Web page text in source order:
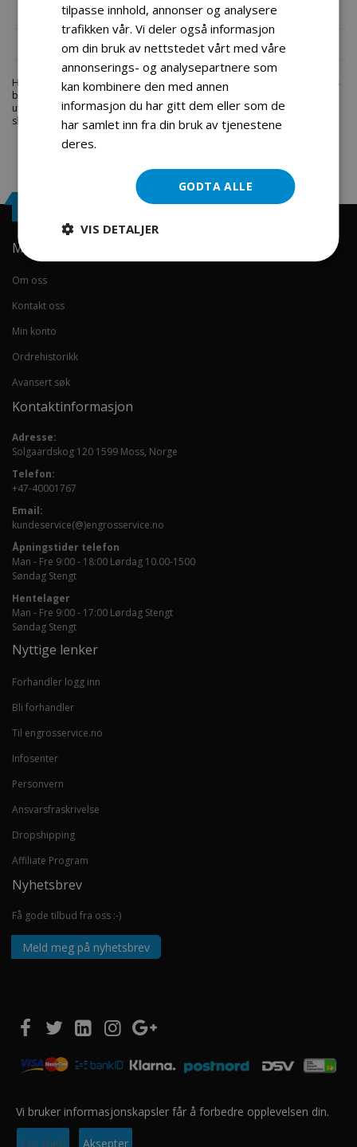
Vi bruker informasjonskapsler får å forbedre opplevelsen din.
Les mer! Aksepter
Produktomtaler
Fil vedlegg
Hos engrosservice.no får du kjøpt hjelm fritid barn rosa
til markedets
beste priser. Bestill enhjelmeri dag fra Engros Service. Vi har et stort
utvalg av produkter innen: Hjem, sport og fritids segmentet. Velkommen
skal du være.
Min konto
Om oss
Kontakt oss
Min konto
Ordrehistorikk
Avansert søk
Kontaktinformasjon
Adresse:
Solgaardskog 120 1599 Moss, Norge
Telefon:
+47-40001767
Email:
kundeservice(@)engrosservice.no
Åpningstider telefon
Man - Fre 9:00 - 18:00 Lørdag 10.00-1500
Søndag Stengt
Hentelager
Man - Fre 9:00 - 17:00 Lørdag Stengt
Søndag Stengt
Nyttige lenker
Forhandler logg inn
Bli forhandler
Til engrosservice.no
Infosenter
Personvern
Ansvarsfraskrivelse
Dropshipping
Affiliate Program
Nyhetsbrev
Få gode tilbud fra oss :-)
Meld meg på nyhetsbrev
Copyright © 2020 EUROSHOPPER GROUP AS. Alle rettigheter forbeholdt.
tilpasse innhold, annonser og analysere
trafikken vår. Vi deler også informasjon
om din bruk av nettstedet vårt med våre
annonserings- og analysepartnere som
kan kombinere den med annen
informasjon du har gitt dem eller som de
har samlet inn fra din bruk av tjenestene
deres.
GODTA ALLE
VIS DETALJER